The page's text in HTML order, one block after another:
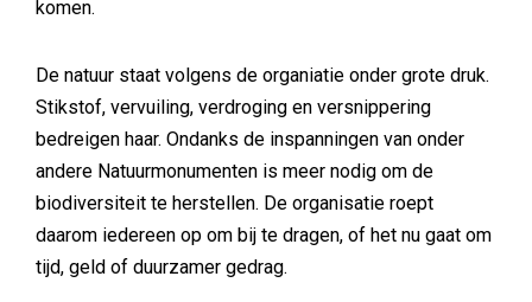
komen.
De natuur staat volgens de organiatie onder grote druk.
Stikstof, vervuiling, verdroging en versnippering
bedreigen haar. Ondanks de inspanningen van onder
andere Natuurmonumenten is meer nodig om de
biodiversiteit te herstellen. De organisatie roept
daarom iedereen op om bij te dragen, of het nu gaat om
tijd, geld of duurzamer gedrag.